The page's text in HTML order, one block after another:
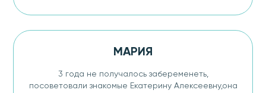
МАРИЯ
3 года не получалось забеременеть,
посоветовали знакомые Екатерину Алексеевну,она